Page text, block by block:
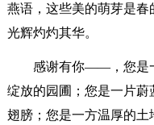
燕语，这些美的萌芽是
光辉灼灼其华。
感谢有你——，您是
绽放的园圃；您是一片
翅膀；您是一方温厚的